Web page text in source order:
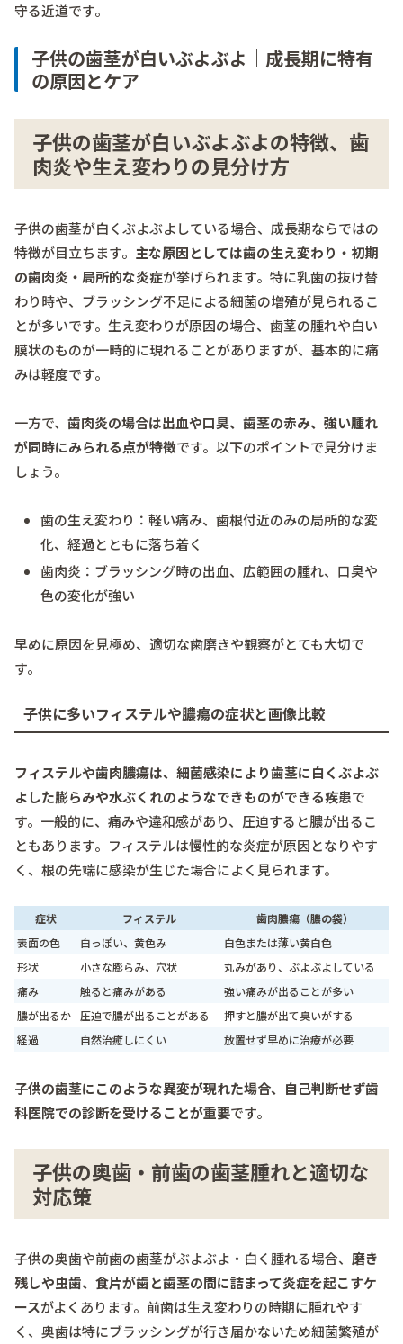
守る近道です。
子供の歯茎が白いぶよぶよ｜成長期に特有
の原因とケア
子供の歯茎が白いぶよぶよの特徴、歯
肉炎や生え変わりの見分け方
子供の歯茎が白くぶよぶよしている場合、成長期ならではの
特徴が目立ちます。 主な原因としては歯の生え変わり・初期
の歯肉炎・局所的な炎症が挙げられます。特に乳歯の抜け替
わり時や、ブラッシング不足による細菌の増殖が見られるこ
とが多いです。生え変わりが原因の場合、歯茎の腫れや白い
膜状のものが一時的に現れることがありますが、基本的に痛
みは軽度です。
一方で、 歯肉炎の場合は出血や口臭、歯茎の赤み、強い腫れ
が同時にみられる点が特徴です。以下のポイントで見分けま
しょう。
歯の生え変わり：軽い痛み、歯根付近のみの局所的な変
化、経過とともに落ち着く
歯肉炎：ブラッシング時の出血、広範囲の腫れ、口臭や
色の変化が強い
早めに原因を見極め、適切な歯磨きや観察がとても大切で
す。
子供に多いフィステルや膿瘍の症状と画像比較
フィステルや歯肉膿瘍は、細菌感染により歯茎に白くぶよぶ
よした膨らみや水ぶくれのようなできものができる疾患で
す。一般的に、痛みや違和感があり、圧迫すると膿が出るこ
ともあります。フィステルは慢性的な炎症が原因となりやす
く、根の先端に感染が生じた場合によく見られます。
症状 フィステル
歯肉膿瘍（膿の袋）
表面の色
白っぽい、黄色み
白色または薄い黄白色
形状
小さな膨らみ、穴状
丸みがあり、ぶよぶよしている
痛み
触ると痛みがある
強い痛みが出ることが多い
膿が出るか
圧迫で膿が出ることがある
押すと膿が出て臭いがする
経過
自然治癒しにくい 放置せず早めに治療が必要
子供の歯茎にこのような異変が現れた場合、自己判断せず歯
科医院での診断を受けることが重要です。
子供の奥歯・前歯の歯茎腫れと適切な
対応策
子供の奥歯や前歯の歯茎がぶよぶよ・白く腫れる場合、 磨き
残しや虫歯、食片が歯と歯茎の間に詰まって炎症を起こすケ
ースがよくあります。前歯は生え変わりの時期に腫れやす
く、奥歯は特にブラッシングが行き届かないため細菌繁殖が